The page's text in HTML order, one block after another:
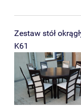
Zestaw stół
K61